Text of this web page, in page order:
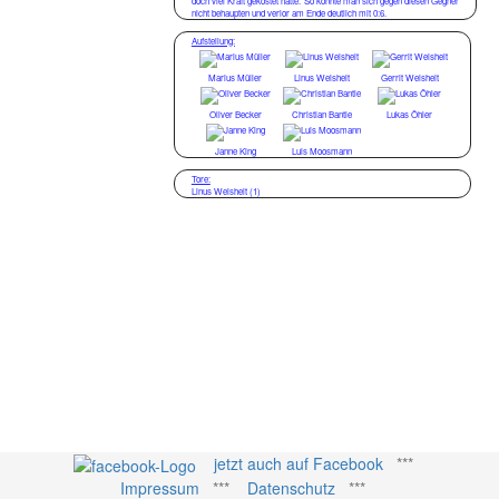
nicht behaupten und verlor am Ende deutlich mit 0:6.
Aufstellung:
Marius Müller Linus Weisheit Gerrit Weisheit
Oliver Becker Christian Bantle Lukas Öhler
Janne King Luis Moosmann
Tore:
Linus Weisheit (1)
jetzt auch auf Facebook***
Impressum *** Datenschutz ***